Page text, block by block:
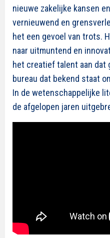
nieuwe zakelijke kansen
vernieuwend en
het een gevoel van trots.
naar uitmuntend en
het creatief talent aan dat
bureau dat bekend staat
In de wetenschappelijke
de afgelopen jaren